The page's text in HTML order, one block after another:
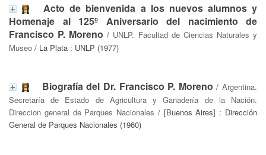
Acto de bienvenida a los nuevos alumnos y
Homenaje al 125º Aniversario del nacimiento de
Francisco P. Moreno / UNLP. Facultad de Ciencias Naturales y
Museo / La Plata : UNLP (1977)
Biografía del Dr. Francisco P. Moreno / Argentina.
Secretaría de Estado de Agricultura y Ganadería de la Nación.
Direccion general de Parques Nacionales / [Buenos Aires] : Dirección
General de Parques Nacionales (1960)